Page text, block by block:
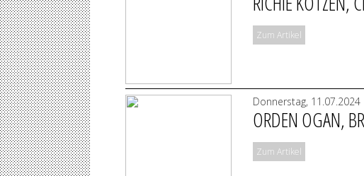
Zum Artikel
Donnerstag, 11.07.2024
ORDEN OGAN,
Zum Artikel